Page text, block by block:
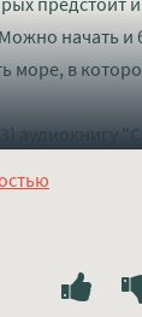
начать и
море, в
аудиокнигу